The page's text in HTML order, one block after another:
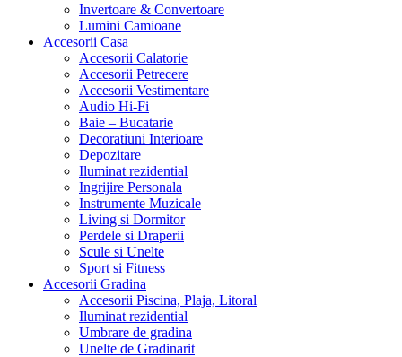
Invertoare & Convertoare
Lumini Camioane
Accesorii Casa
Accesorii Calatorie
Accesorii Petrecere
Accesorii Vestimentare
Audio Hi-Fi
Baie – Bucatarie
Decoratiuni Interioare
Depozitare
Iluminat rezidential
Ingrijire Personala
Instrumente Muzicale
Living si Dormitor
Perdele si Draperii
Scule si Unelte
Sport si Fitness
Accesorii Gradina
Accesorii Piscina, Plaja, Litoral
Iluminat rezidential
Umbrare de gradina
Unelte de Gradinarit